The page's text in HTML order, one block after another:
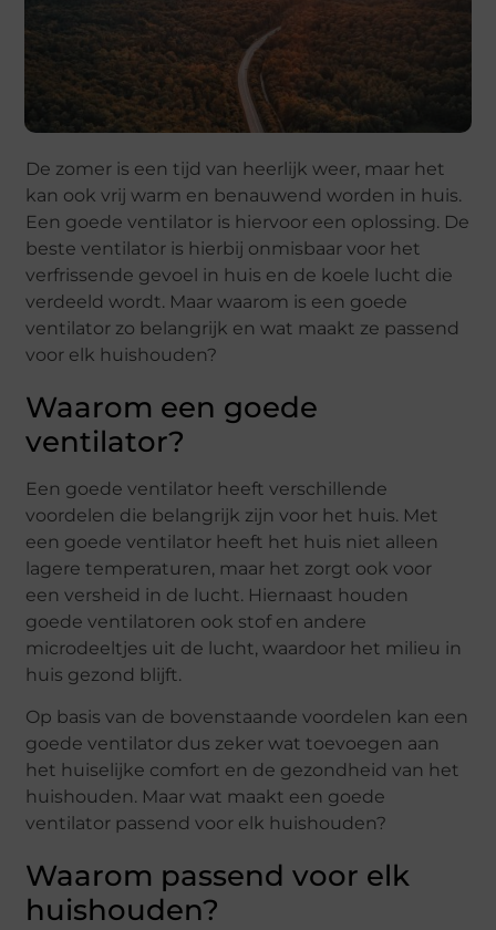
De zomer is een tijd van heerlijk weer, maar het
kan ook vrij warm en benauwend worden in huis.
Een goede ventilator is hiervoor een oplossing. De
beste ventilator is hierbij onmisbaar voor het
verfrissende gevoel in huis en de koele lucht die
verdeeld wordt. Maar waarom is een goede
ventilator zo belangrijk en wat maakt ze passend
voor elk huishouden?
Waarom een goede
ventilator?
Een goede ventilator heeft verschillende
voordelen die belangrijk zijn voor het huis. Met
een goede ventilator heeft het huis niet alleen
lagere temperaturen, maar het zorgt ook voor
een versheid in de lucht. Hiernaast houden
goede ventilatoren ook stof en andere
microdeeltjes uit de lucht, waardoor het milieu in
huis gezond blijft.
Op basis van de bovenstaande voordelen kan een
goede ventilator dus zeker wat toevoegen aan
het huiselijke comfort en de gezondheid van het
huishouden. Maar wat maakt een goede
ventilator passend voor elk huishouden?
Waarom passend voor elk
huishouden?